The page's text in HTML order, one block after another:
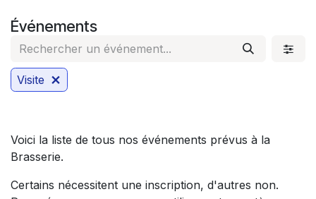
Événements
Visite
Voici la liste de tous nos événements prévus à la
Brasserie.
Certains nécessitent une inscription, d'autres non.